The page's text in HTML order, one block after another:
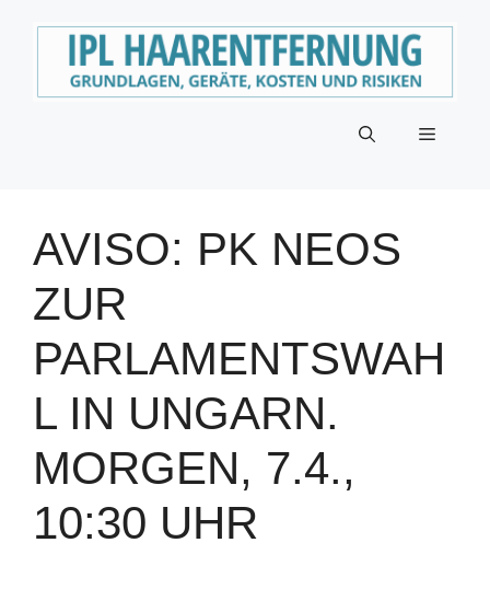
Menü
AVISO: PK NEOS
ZUR
PARLAMENTSWAH
L IN UNGARN.
MORGEN, 7.4.,
10:30 UHR